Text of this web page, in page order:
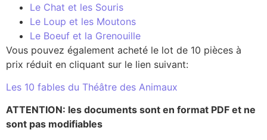
Le Chat et les Souris
Le Loup et les Moutons
Le Boeuf et la Grenouille
Vous pouvez également acheté le lot de 10 pièces à
prix réduit en cliquant sur le lien suivant:
Les 10 fables du Théâtre des Animaux
ATTENTION: les documents sont en format PDF et ne
sont pas modifiables